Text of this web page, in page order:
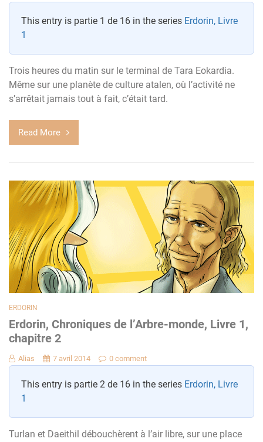
This entry is partie 1 de 16 in the series Erdorin, Livre
1
Trois heures du matin sur le terminal de Tara Eokardia.
Même sur une planète de culture atalen, où l’activité ne
s’arrêtait jamais tout à fait, c’était tard.
Read More
ERDORIN
Erdorin, Chroniques de l’Arbre-monde, Livre 1,
chapitre 2
Alias 7 avril 2014 0 comment
This entry is partie 2 de 16 in the series Erdorin, Livre
1
Turlan et Daeithil débouchèrent à l’air libre, sur une place